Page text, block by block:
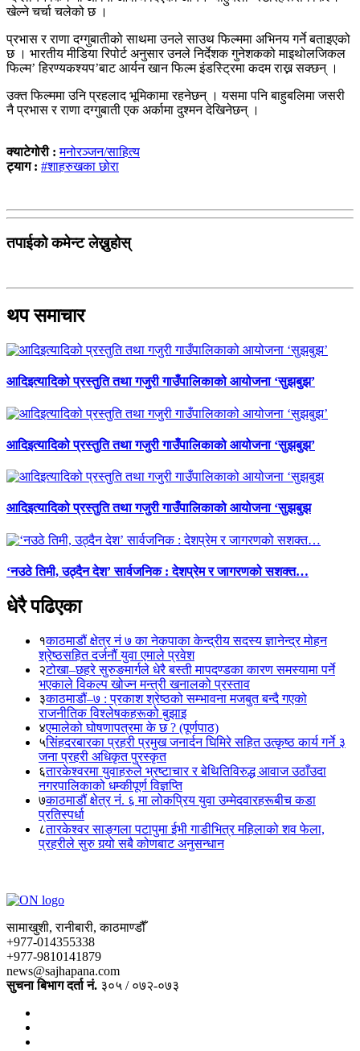
खेल्ने चर्चा चलेको छ ।
प्रभास र राणा दग्गुबातीको साथमा उनले साउथ फिल्ममा अभिनय गर्ने बताइएको
छ । भारतीय मीडिया रिपोर्ट अनुसार उनले निर्देशक गुनेशकको माइथोलजिकल
फिल्म’ हिरण्यकश्यप’बाट आर्यन खान फिल्म इंडस्ट्रिमा कदम राख्न सक्छन् ।
उक्त फिल्ममा उनि प्रहलाद भूमिकामा रहनेछन् । यसमा पनि बाहुबलिमा जसरी
नै प्रभास र राणा दग्गुबाती एक अर्कामा दुश्मन देखिनेछन् ।
क्याटेगोरी :मनोरञ्जन/साहित्य
ट्याग : #शाहरुखका छोरा
तपाईको कमेन्ट लेख्नुहोस्
थप समाचार
आदिइत्यादिको प्रस्तुति तथा गजुरी गाउँपालिकाको आयोजना ‘सुझबुझ’
आदिइत्यादिको प्रस्तुति तथा गजुरी गाउँपालिकाको आयोजना ‘सुझबुझ’
आदिइत्यादिको प्रस्तुति तथा गजुरी गाउँपालिकाको आयोजना ‘सुझबुझ
‘नउठे तिमी, उठ्दैन देश’ सार्वजनिक : देशप्रेम र जागरणको सशक्त…
धेरै पढिएका
१काठमाडौं क्षेत्र नं ७ का नेकपाका केन्द्रीय सदस्य ज्ञानेन्द्र मोहन
श्रेष्ठसहित दर्जनौं युवा एमाले प्रवेश
२टोखा–छहरे सुरुङमार्गले धेरै बस्ती मापदण्डका कारण समस्यामा पर्ने
भएकाले विकल्प खोज्न मन्त्री खनालको प्रस्ताव
३काठमाडौं–७ : प्रकाश श्रेष्ठको सम्भावना मजबुत बन्दै गएको
राजनीतिक विश्लेषकहरूको बुझाइ
४एमालेको घोषणापत्रमा के छ ? (पूर्णपाठ)
५सिंहदरबारका प्रहरी प्रमुख जनार्दन घिमिरे सहित उत्कृष्ठ कार्य गर्ने ३
जना प्रहरी अधिकृत पुरस्कृत
६तारकेश्वरमा युवाहरुले भ्रष्टाचार र बेथितिविरुद्ध आवाज उठाँउदा
नगरपालिकाको धम्कीपूर्ण विज्ञप्ति
७काठमाडौं क्षेत्र नं. ६ मा लोकप्रिय युवा उम्मेदवारहरूबीच कडा
प्रतिस्पर्धा
८तारकेश्वर साङ्गला पटापुमा ईभी गाडीभित्र महिलाको शव फेला,
प्रहरीले सुरु गर्‍यो सबै कोणबाट अनुसन्धान
सामाखुशी, रानीबारी, काठमाण्डौँ
+977-014355338
+977-9810141879
news@sajhapana.com
सुचना बिभाग दर्ता नं. ३०५ / ०७२-०७३